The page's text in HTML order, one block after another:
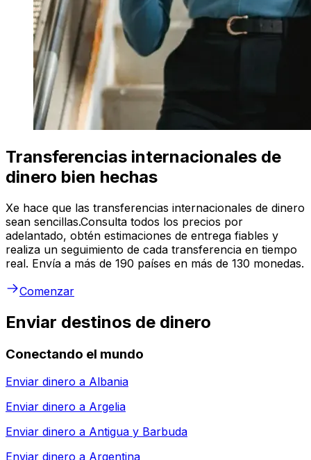
Transferencias internacionales de
dinero bien hechas
Xe hace que las transferencias internacionales de dinero
sean sencillas.Consulta todos los precios por
adelantado, obtén estimaciones de entrega fiables y
realiza un seguimiento de cada transferencia en tiempo
real. Envía a más de 190 países en más de 130 monedas.
Comenzar
Enviar destinos de dinero
Conectando el mundo
Enviar dinero a Albania
Enviar dinero a Argelia
Enviar dinero a Antigua y Barbuda
Enviar dinero a Argentina